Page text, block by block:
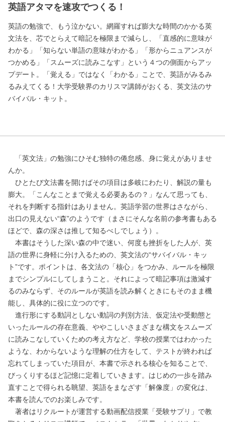
英語アタマを速攻でつくる！
英語の勉強で、もう泣かない。網羅すれば膨大な時間のかかる英
文法を、芯でとらえて暗記を極限まで減らし、「直感的に意味が
わかる」「知らない単語の意味がわかる」「形からニュアンスが
つかめる」「スムーズに読みこなす」という４つの側面からアッ
プデート。「覚える」ではなく「わかる」ことで、英語がみるみ
るみえてくる！大学受験界のカリスマ講師がおくる、英文法のサ
バイバル・キット。
「英文法」の勉強にひそむ独特の倦怠感、身に覚えがありませ
んか。
ひとたび文法書を開けばその項目は多岐にわたり、解説の量も
膨大。「こんなことまで覚える必要あるの？」なんて思っても、
それを判断する指針はありません。英語学習の世界はさながら、
出口の見えない“森”のようです（まさにそんな名前の参考書もある
ほどで、森の深さは推して知るべしでしょう）。
本書はそうした深い森の中で迷い、何度も挫折をした人が、英
語の世界に身軽に分け入るための、英文法の“サバイバル・キッ
ト”です。ポイントは、各文法の「核心」をつかみ、ルールを極限
までシンプルにしてしまうこと。それによって暗記事項は激減す
るのみならず、そのルールが英語を読み解くときにもそのまま機
能し、具体的に役に立つのです。
進行形にする動詞としない動詞の判別方法、仮定法や受動態と
いったルールの存在意義、ややこしいさまざまな構文をスムーズ
に読みこなしていくための考え方など、学校の授業ではわかった
ような、わからないような理解の仕方をして、テストが終われば
忘れてしまっていた項目が、本書で示される核心を知ることで、
びっくりするほど記憶に定着していきます。はじめの一歩を踏み
直すことで得られる眺望、英語をまなざす「解像度」の変化は、
本書を読んでのお楽しみです。
著者はリクルートが運営する動画配信授業「受験サプリ」で教